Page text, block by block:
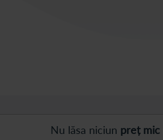
Nu lăsa niciun preț mic